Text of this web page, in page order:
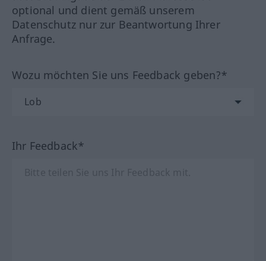
optional und dient gemäß unserem
Datenschutz nur zur Beantwortung Ihrer
Anfrage.
Wozu möchten Sie uns Feedback geben?*
Ihr Feedback*